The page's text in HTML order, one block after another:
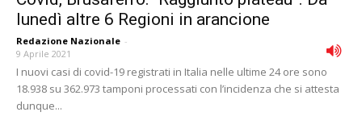
lunedì altre 6 Regioni in arancione
Redazione Nazionale -
9 Aprile 2021
I nuovi casi di covid-19 registrati in Italia nelle ultime 24 ore sono
18.938 su 362.973 tamponi processati con l’incidenza che si attesta
dunque...